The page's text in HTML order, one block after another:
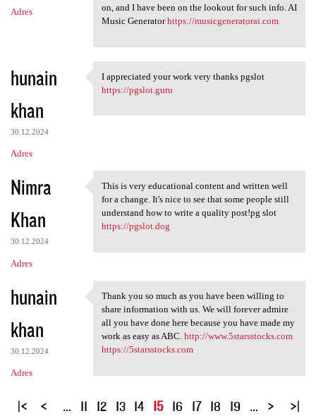
Adres
on, and I have been on the lookout for such info. AI
Music Generatorhttps://musicgeneratorai.com
hunain
khan
30.12.2024
Adres
I appreciated your work very
I appreciated your work very thanks pgslot
https://pgslot.guru
Nimra
Khan
30.12.2024
Adres
This is very educational
This is very educational content and written well
for a change. It's nice to see that some people still
understand how to write a quality post!pg slot
https://pgslot.dog
hunain
khan
30.12.2024
Adres
Thank you so much as you have
Thank you so much as you have been willing to
share information with us. We will forever admire
all you have done here because you have made my
work as easy as ABC. http://www.5starsstocks.com
https://5starsstocks.com
S
… 11 12 13 14 15 16 17 18 19 …